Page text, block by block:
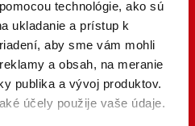
technológie, ako sú
ukladanie a prístup k
aby sme vám mohli
a obsah, na meranie
publika a vývoj produktov.
účely použije vaše údaje.